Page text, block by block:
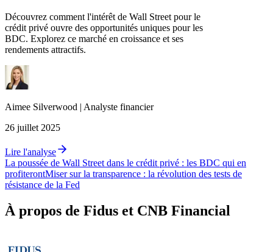
Découvrez comment l'intérêt de Wall Street pour le
crédit privé ouvre des opportunités uniques pour les
BDC. Explorez ce marché en croissance et ses
rendements attractifs.
Aimee Silverwood | Analyste financier
26 juillet 2025
Lire l'analyse
La poussée de Wall Street dans le crédit privé : les BDC qui en
profiterontMiser sur la transparence : la révolution des tests de
résistance de la Fed
À propos de Fidus et CNB Financial